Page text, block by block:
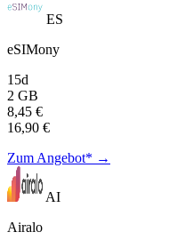
ES
eSIMony
15d
2 GB
8,45 €
16,90 €
Zum Angebot* →
AI
Airalo